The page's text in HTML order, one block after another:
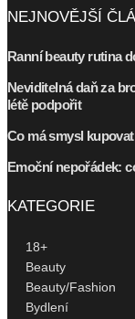
NEJNOVĚJŠÍ
Ranní beauty rutina
Neviditelná daň za
létě podpořit
Co má smysl
Emoční nepořádek:
KATEGORIE
18+
Beauty
Beauty/Fashion
Bydlení